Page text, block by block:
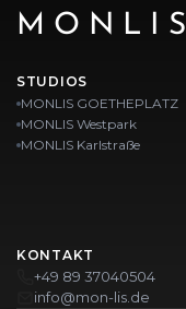
MONLIS
STUDIOS
MONLIS GOETHEPLATZ
MONLIS Westpark
MONLIS Karlstraße
KONTAKT
+49 89 37040504
info@mon-lis.de